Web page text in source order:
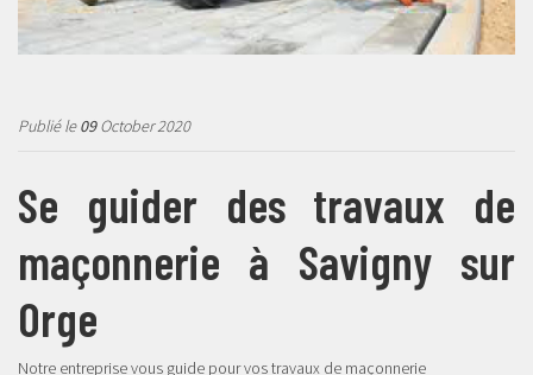
Publié le09October 2020
Se guider des travaux de
maçonnerie à Savigny sur
Orge
Notre entreprise vous guide pour vos travaux de maçonnerie